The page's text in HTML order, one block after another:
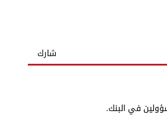
شارك
في البنك.